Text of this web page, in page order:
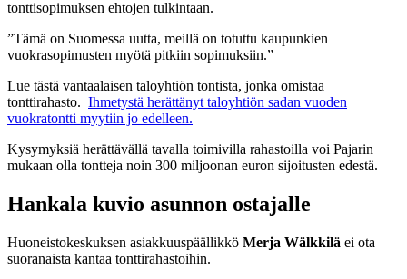
tonttisopimuksen ehtojen tulkintaan.
”Tämä on Suomessa uutta, meillä on totuttu kaupunkien
vuokrasopimusten myötä pitkiin sopimuksiin.”
Lue tästä vantaalaisen taloyhtiön tontista, jonka omistaa
tonttirahasto. Ihmetystä herättänyt taloyhtiön sadan vuoden
vuokratontti myytiin jo edelleen.
Kysymyksiä herättävällä tavalla toimivilla rahastoilla voi Pajarin
mukaan olla tontteja noin 300 miljoonan euron sijoitusten edestä.
Hankala kuvio asunnon ostajalle
Huoneistokeskuksen asiakkuuspäällikkö Merja Wälkkilä ei ota
suoranaista kantaa tonttirahastoihin.